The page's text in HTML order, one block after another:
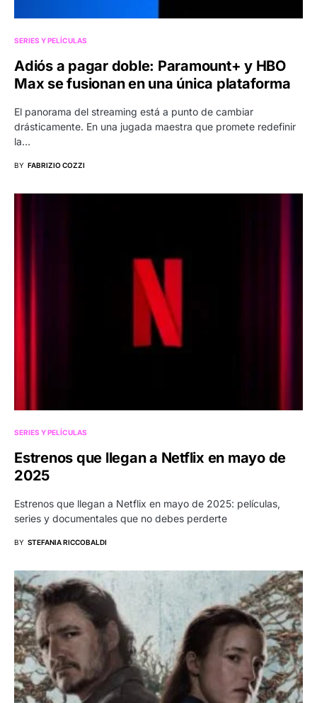
SERIES Y PELÍCULAS
Adiós a pagar doble: Paramount+ y HBO
Max se fusionan en una única plataforma
El panorama del streaming está a punto de cambiar
drásticamente. En una jugada maestra que promete redefinir
la…
BY FABRIZIO COZZI
SERIES Y PELÍCULAS
Estrenos que llegan a Netflix en mayo de
2025
Estrenos que llegan a Netflix en mayo de 2025: películas,
series y documentales que no debes perderte
BY STEFANIA RICCOBALDI